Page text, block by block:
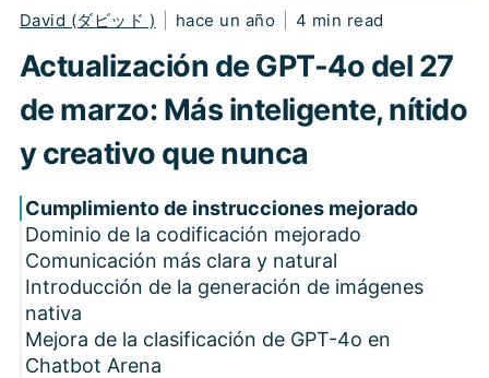
David (ダビッド ) hace un año 4 min read
Actualización de GPT-4o del 27
de marzo: Más inteligente, nítido
y creativo que nunca
Cumplimiento de instrucciones mejorado
Dominio de la codificación mejorado
Comunicación más clara y natural
Introducción de la generación de imágenes
nativa
Mejora de la clasificación de GPT-4o en
Chatbot Arena